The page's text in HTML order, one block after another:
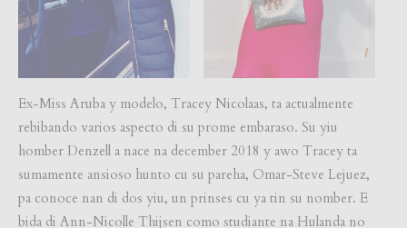
Ex-Miss Aruba y modelo, Tracey Nicolaas, ta actualmente
rebibando varios aspecto di su prome embaraso. Su yiu
homber Denzell a nace na december 2018 y awo Tracey ta
sumamente ansioso hunto cu su pareha, Omar-Steve Lejuez,
pa conoce nan di dos yiu, un prinses cu ya tin su nomber. E
bida di Ann-Nicolle Thijsen como studiante na Hulanda no